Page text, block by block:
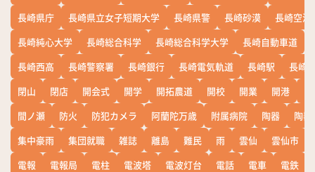
長崎県庁
長崎県立女子短期大学 長崎県警 長崎砂漠
長崎空港
長崎純心大学
長崎総合科学 長崎総合科学大学 長崎自動車道
長崎西高
長崎警察署 長崎銀行 長崎電気軌道 長崎駅
長崎
閉山
閉店 開会式 開学 開拓農道 開校 開業 開港
間ノ瀬
防火 防犯カメラ 阿蘭陀万歳 附属病院 陶器
陶器
集中豪雨
集団就職 雑誌 離島 難民 雨 雲仙 雲仙市
電報
電報局 電柱 電波塔 電波灯台 電話 電車 電鉄